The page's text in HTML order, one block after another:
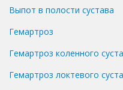
Выпот в полости сустава
Гемартроз
Гемартроз коленного
Гемартроз локтевого